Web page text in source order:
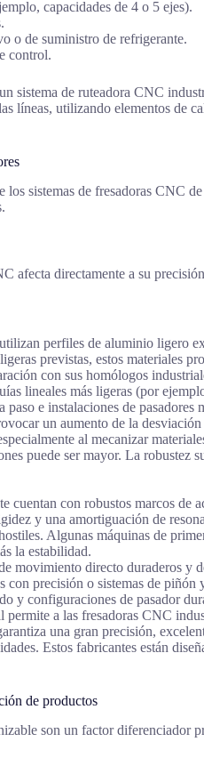
capacidades de 4 o 5 ejes).
o de suministro de refrigerante.
control.
sistema de ruteadora CNC
líneas, utilizando elementos de
sistemas de fresadoras CNC
afecta directamente a su
perfiles de aluminio ligero
previstas, estos materiales
con sus homólogos
lineales más ligeras (por
e instalaciones de pasadores
un aumento de la
al mecanizar
puede ser mayor. La robustez
cuentan con robustos marcos de
y una amortiguación de
Algunas máquinas de
la estabilidad.
movimiento directo duraderos y
con precisión o sistemas de
y configuraciones de pasador
a las fresadoras CNC
una gran precisión,
Estos fabricantes están
de productos
son un factor diferenciador